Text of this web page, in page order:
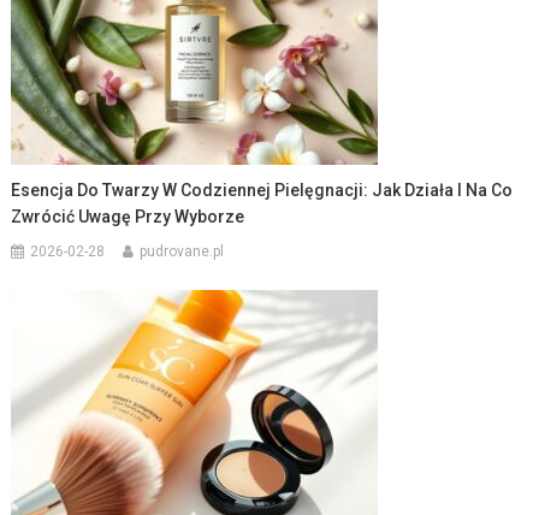
Esencja Do Twarzy W Codziennej Pielęgnacji: Jak Działa I Na Co
Zwrócić Uwagę Przy Wyborze
2026-02-28 pudrovane.pl